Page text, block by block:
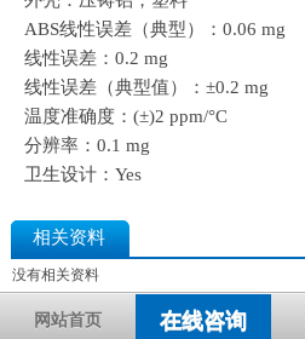
ABS线性误差（典型）：0.06 mg
线性误差：0.2 mg
线性误差（典型值）：±0.2 mg
温度准确度：(±)2 ppm/°C
分辨率：0.1 mg
卫生设计：Yes
相关资料
没有相关资料
网站首页 在线咨询